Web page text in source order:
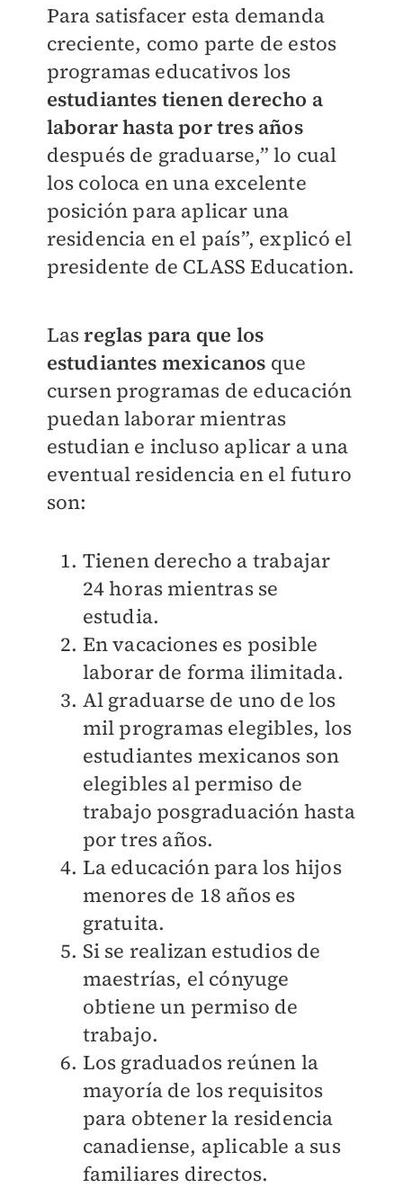
Para satisfacer esta demanda
creciente, como parte de estos
programas educativos los
estudiantes tienen derecho a
laborar hasta por tres años
después de graduarse,” lo cual
los coloca en una excelente
posición para aplicar una
residencia en el país”, explicó el
presidente de CLASS Education.
Lasreglas para que los
estudiantes mexicanos que
cursen programas de educación
puedan laborar mientras
estudian e incluso aplicar a una
eventual residencia en el futuro
son:
Tienen derecho a trabajar
24 horas mientras se
estudia.
En vacaciones es posible
laborar de forma ilimitada.
Al graduarse de uno de los
mil programas elegibles, los
estudiantes mexicanos son
elegibles al permiso de
trabajo posgraduación hasta
por tres años.
La educación para los hijos
menores de 18 años es
gratuita.
Si se realizan estudios de
maestrías, el cónyuge
obtiene un permiso de
trabajo.
Los graduados reúnen la
mayoría de los requisitos
para obtener la residencia
canadiense, aplicable a sus
familiares directos.